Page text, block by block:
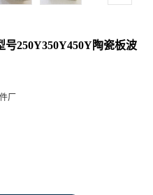
250Y350Y450Y陶瓷板波
厂